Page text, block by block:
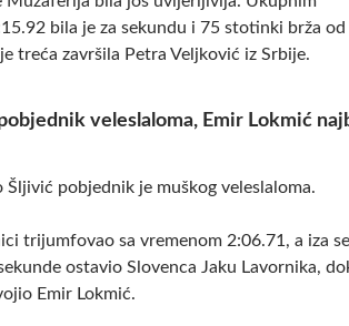
bila je za sekundu i 75 stotinki brža
treća završila Petra Veljković iz Srbije.
veleslaloma, Emir Lokmić
Šljivić pobjednik je muškog veleslaloma.
trijumfovao sa vremenom 2:06.71, a iza
ostavio Slovenca Jaku Lavornika,
Emir Lokmić.